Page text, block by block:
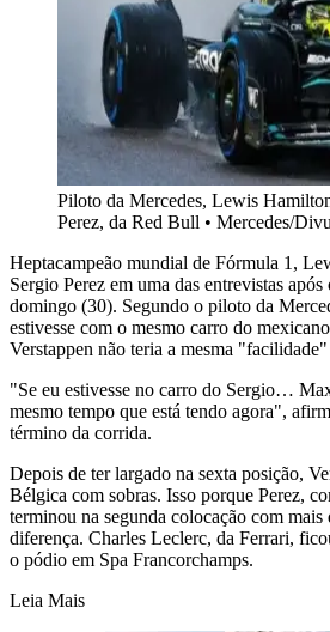
Piloto da Mercedes, Lewis
Perez, da Red Bull • Mercedes/
Heptacampeão mundial de Fórmula 1,
Sergio Perez em uma das entrevistas
domingo (30). Segundo o piloto da
estivesse com o mesmo carro do
Verstappen não teria a mesma
"Se eu estivesse no carro do Sergio…
mesmo tempo que está tendo agora",
término da corrida.
Depois de ter largado na sexta posição,
Bélgica com sobras. Isso porque Perez,
terminou na segunda colocação com mais
diferença. Charles Leclerc, da Ferrari,
o pódio em Spa Francorchamps.
Leia Mais